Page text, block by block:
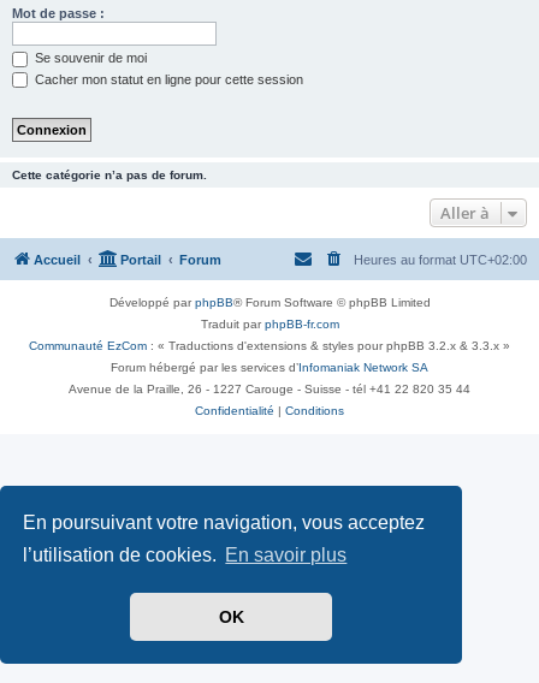
En poursuivant votre navigation, vous acceptez
l’utilisation de cookies. En savoir plus
OK
Mot de passe :
Se souvenir de moi
Cacher mon statut en ligne pour cette session
Cette catégorie n’a pas de forum.
Aller à
Accueil Portail Forum Heures au format UTC+02:00
Développé parphpBB® Forum Software © phpBB Limited
Traduit parphpBB-fr.com
Communauté EzCom : « Traductions d'extensions & styles pour phpBB 3.2.x & 3.3.x »
Forum hébergé par les services d’ Infomaniak Network SA
Avenue de la Praille, 26 - 1227 Carouge - Suisse - tél +41 22 820 35 44
Confidentialité
Conditions